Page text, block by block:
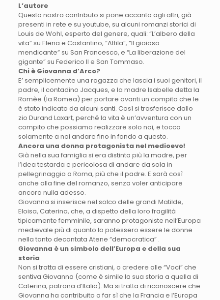
L’autore
Questo nostro contributo si pone accanto agli altri, già
presenti in rete e su youtube, su alcuni romanzi storici di
Louis de Wohl, esperto del genere, quali: “L’albero della
vita” su Elena e Costantino, “Attila”, “Il gioioso
mendicante” su San Francesco, e “La liberazione del
gigante” su Federico II e San Tommaso.
Chi è Giovanna d’Arco?
E’ semplicemente una ragazza che lascia i suoi genitori, il
padre, il contadino Jacques, e la madre Isabelle detta la
Romèe (la Romea) per portare avanti un compito che le
è stato indicato da alcuni santi. Così si trasferisce dallo
zio Durand Laxart, perché la vita è un’avventura con un
compito che possiamo realizzare solo noi, e tocca
solamente a noi andare fino in fondo a questo.
Ancora una donna protagonista nel medioevo!
Già nella sua famiglia si era distinta più la madre, per
l’idea testarda e pericolosa di andare da sola in
pellegrinaggio a Roma, più che il padre. E sarà così
anche alla fine del romanzo, senza voler anticipare
ancora nulla adesso.
Giovanna si inserisce nel solco delle grandi Matilde,
Eloisa, Caterina, che, a dispetto della loro fragilità
tipicamente femminile, saranno protagoniste nell’Europa
medievale più di quanto lo potessero essere le donne
nella tanto decantata Atene “democratica” .
Giovanna è un simbolo dell’Europa e della sua
storia
Non si tratta di essere cristiani, o credere alle “Voci” che
sentiva Giovanna (come è simile la sua storia a quella di
Caterina, patrona d’Italia). Ma si tratta di riconoscere che
Giovanna ha contribuito a far sì che la Francia e l’Europa